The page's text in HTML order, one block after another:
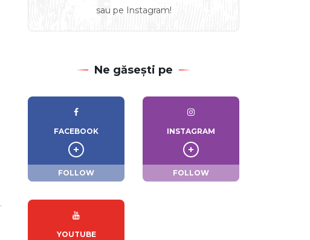
sau pe Instagram!
Ne găsești pe
FACEBOOK
FOLLOW
INSTAGRAM
FOLLOW
YOUTUBE